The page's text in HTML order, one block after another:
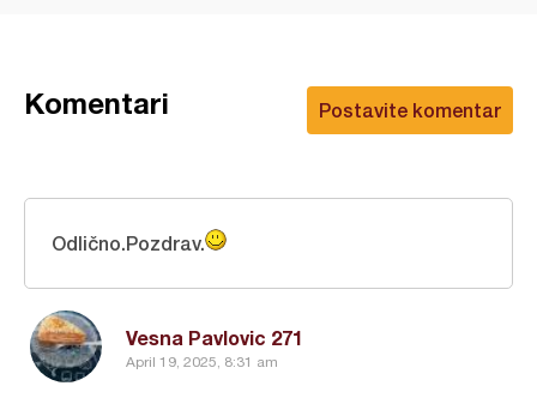
Postavite komentar
Komentari
Vesna Pavlovic 271
April 19, 2025, 8:31 am
Odlično.Pozdrav.